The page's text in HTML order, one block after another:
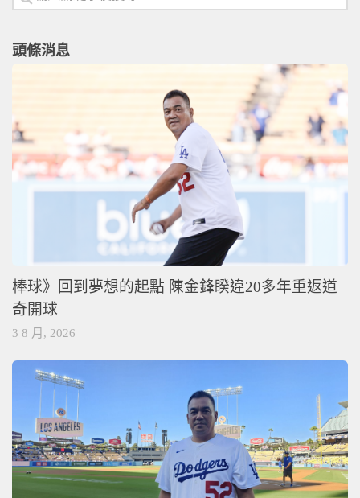
頭條消息
棒球》回到夢想的起點 陳金鋒睽違20多年重返道
奇開球
3 8 月, 2026